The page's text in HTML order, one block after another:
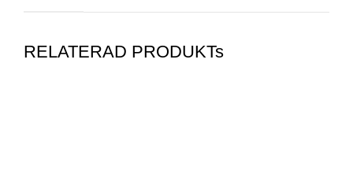
RELATERAD PRODUKTs